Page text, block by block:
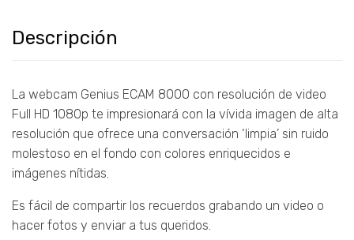
Descripción
La webcam Genius ECAM 8000 con resolución de video
Full HD 1080p te impresionará con la vívida imagen de alta
resolución que ofrece una conversación ‘limpia’ sin ruido
molestoso en el fondo con colores enriquecidos e
imágenes nítidas.
Es fácil de compartir los recuerdos grabando un video o
hacer fotos y enviar a tus queridos.